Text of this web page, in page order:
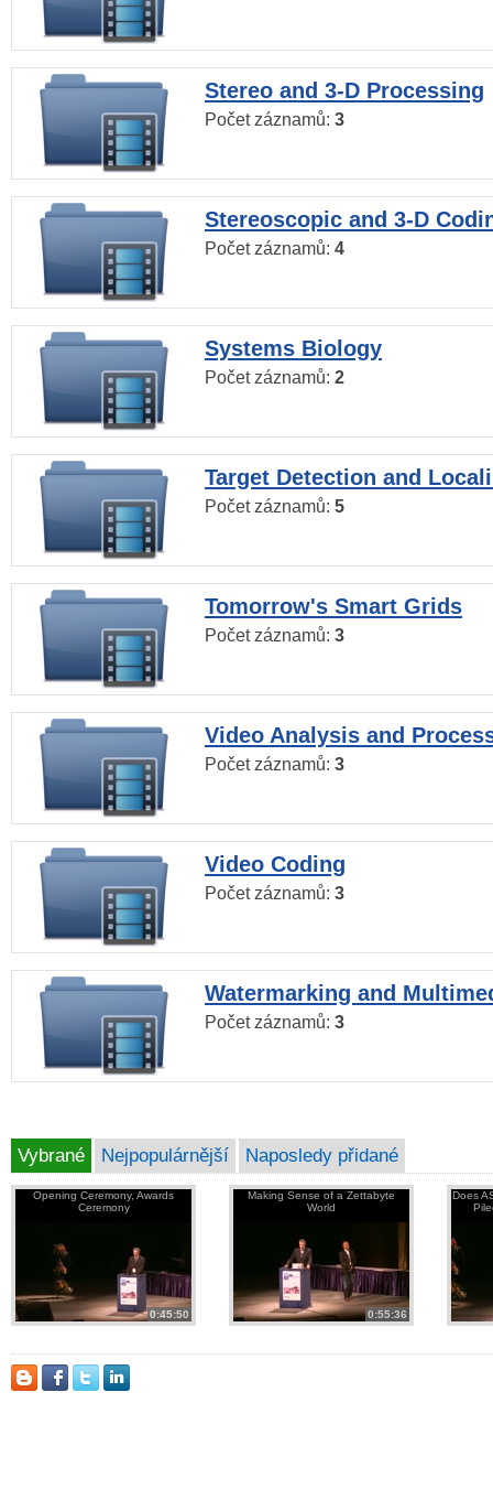
Stereo and 3-D Processing
Počet záznamů: 3
Stereoscopic and 3-D
Počet záznamů: 4
Systems Biology
Počet záznamů: 2
Target Detection and
Počet záznamů: 5
Tomorrow's Smart Grids
Počet záznamů: 3
Video Analysis and
Počet záznamů: 3
Video Coding
Počet záznamů: 3
Watermarking and
Počet záznamů: 3
Vybrané Nejpopulárnější Naposledy přidané
Opening Ceremony, Awards
Ceremony
0:45:50
Making Sense of a Zettabyte
World
0:55:36
Does